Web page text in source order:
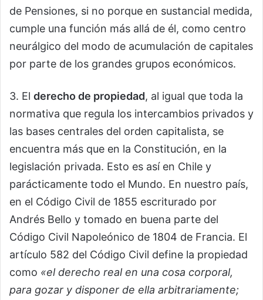
de Pensiones, si no porque en sustancial medida,
cumple una función más allá de él, como centro
neurálgico del modo de acumulación de capitales
por parte de los grandes grupos económicos.
3. El derecho de propiedad, al igual que toda la
normativa que regula los intercambios privados y
las bases centrales del orden capitalista, se
encuentra más que en la Constitución, en la
legislación privada. Esto es así en Chile y
parácticamente todo el Mundo. En nuestro país,
en el Código Civil de 1855 escriturado por
Andrés Bello y tomado en buena parte del
Código Civil Napoleónico de 1804 de Francia. El
artículo 582 del Código Civil define la propiedad
como «el derecho real en una cosa corporal,
para gozar y disponer de ella arbitrariamente;